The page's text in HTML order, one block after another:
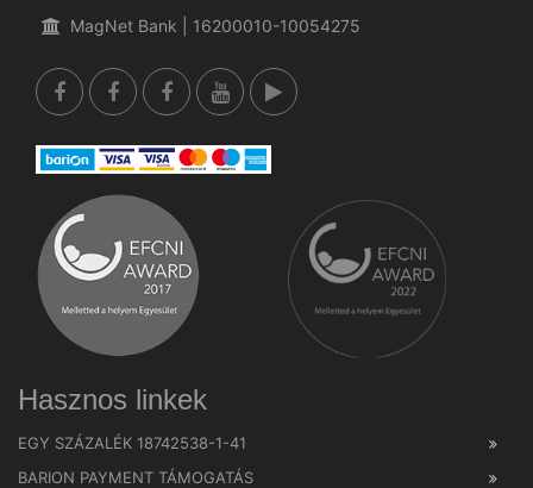
MagNet Bank | 16200010-10054275
Hasznos linkek
EGY SZÁZALÉK 18742538-1-41
BARION PAYMENT TÁMOGATÁS